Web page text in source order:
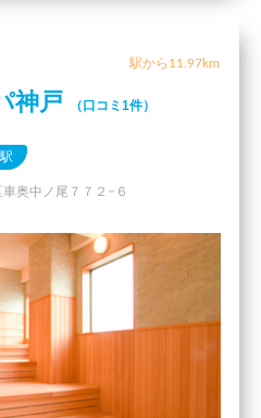
駅から11.97km
神戸 （口コミ1件）
奥中ノ尾７７２−６